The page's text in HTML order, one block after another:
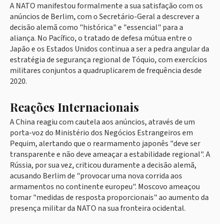
A NATO manifestou formalmente a sua satisfação com os
anúncios de Berlim, com o Secretário-Geral a descrever a
decisão alemã como "histórica" e "essencial" para a
aliança. No Pacífico, o tratado de defesa mútua entre o
Japão e os Estados Unidos continua a ser a pedra angular da
estratégia de segurança regional de Tóquio, com exercícios
militares conjuntos a quadruplicarem de frequência desde
2020.
Reações Internacionais
A China reagiu com cautela aos anúncios, através de um
porta-voz do Ministério dos Negócios Estrangeiros em
Pequim, alertando que o rearmamento japonês "deve ser
transparente e não deve ameaçar a estabilidade regional". A
Rússia, por sua vez, criticou duramente a decisão alemã,
acusando Berlim de "provocar uma nova corrida aos
armamentos no continente europeu". Moscovo ameaçou
tomar "medidas de resposta proporcionais" ao aumento da
presença militar da NATO na sua fronteira ocidental.